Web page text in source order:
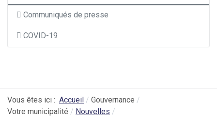
Communiqués de presse
COVID-19
Vous êtes ici : Accueil
Gouvernance
Votre municipalité
Nouvelles